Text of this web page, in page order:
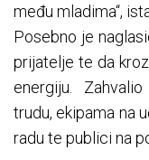
među mladima“,
Posebno je
prijatelje te da
energiju.
trudu, ekipama na
radu te publici na